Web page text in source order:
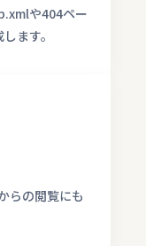
や404ペー
ます。
らの閲覧にも